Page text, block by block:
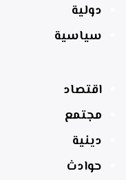
دولية
سياسية
اقتصاد
مجتمع
دينية
حوادث